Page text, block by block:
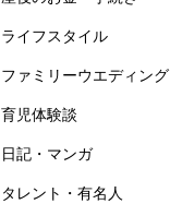
ライフスタイル
ファミリーウエディング
育児体験談
日記・マンガ
タレント・有名人